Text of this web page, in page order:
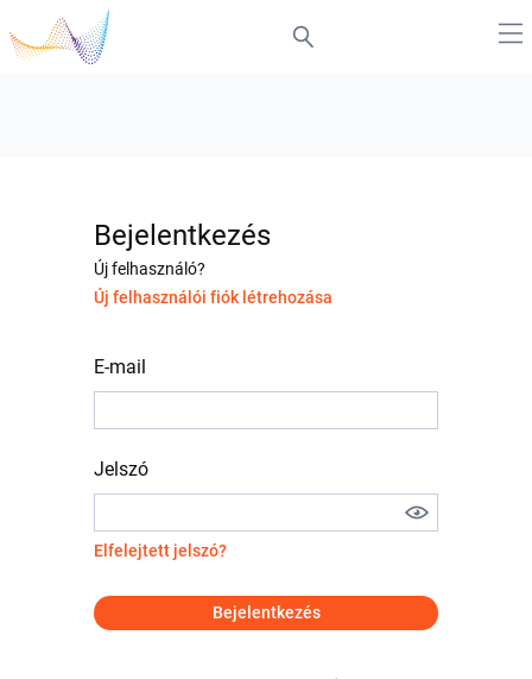
Bejelentkezés
Új felhasználó?
Új felhasználói fiók létrehozása
E-mail
Jelszó
Elfelejtett jelszó?
Bejelentkezés